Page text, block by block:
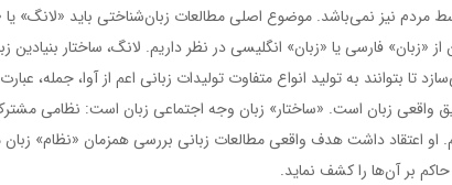
مردم نیز نمی‌باشد. موضوع اصلی مطالعات زبان‌شناختی باید «لانگ»
«زبان» فارسی یا «زبان» انگلیسی در نظر داریم. لانگ، ساختار
تا بتوانند به تولید انواع متفاوت تولیدات زبانی اعم از آوا، جمله،
واقعی زبان است. «ساختار» زبان وجه اجتماعی زبان است: نظامی
او اعتقاد داشت هدف واقعی مطالعات زبانی بررسی همزمان «نظام» زبان
بر آن‌ها را کشف نماید.